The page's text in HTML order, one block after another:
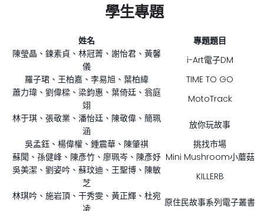
學生專題
姓名
專題題目
陳瑩晶、鍊素貞、林冠菁、謝怡君、黃馨
儀
i-Art電子DM
羅子珺、王柏嘉、李易旭、葉柏緯
TIME TO GO
蕭力瑋、劉偉樑、梁鈞惠、葉倚廷、翁庭
翊
MotoTrack
林于琪、張敬業、潘怡廷、陳敬偉、簡珮
涵
放你玩故事
吳孟鈺、楊偉權、鍾震華、陳肇祺
挑找市場
蘇聞、孫健峰、陳彥竹、廖珮岑、陳彥妤 Mini Mushroom小蘑菇
吳美潔、劉姿吟、蘇玟迪、王聖博、陳敏
芝
KILLERB
林琪吟、施岩頂、干秀雯、黃正輝、杜宛
原住民故事系列電子叢書